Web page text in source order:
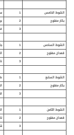
الشوط الخامس 1
بكار مفتوح
2
3
الشوط السادس 1
قعدان مفتوح
2
3
الشوط السابع 1
بكار مفتوح
2
3
الشوط الثامن 1
قعدان مفتوح
2
3